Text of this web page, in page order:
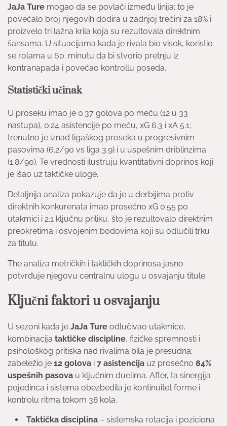
JaJa Ture mogao da se povlači između linija; to je
povećalo broj njegovih dodira u zadnjoj trećini za 18% i
proizvelo tri lažna krila koja su rezultovala direktnim
šansama. U situacijama kada je rivala bio visok, koristio
se rolama u 60. minutu da bi stvorio pretnju iz
kontranapada i povećao kontrollu poseda.
Statistički učinak
U proseku imao je 0.37 golova po meču (12 u 33
nastupa), 0.24 asistencije po meču, xG 6.3 i xA 5.1;
trenutno je iznad ligaškog proseka u progresivnim
pasovima (6.2/90 vs liga 3.9) i u uspešnim driblinzima
(1.8/90). Te vrednosti ilustruju kvantitativni doprinos koji
je išao uz taktičke uloge.
Detaljnija analiza pokazuje da je u derbijima protiv
direktnih konkurenata imao prosečno xG 0.55 po
utakmici i 2.1 ključnu priliku, što je rezultovalo direktnim
preokretima i osvojenim bodovima koji su odlučili trku
za titulu.
The analiza metričkih i taktičkih doprinosa jasno
potvrđuje njegovu centralnu ulogu u osvajanju titule.
Ključni faktori u osvajanju
U sezoni kada je JaJa Ture odlučivao utakmice,
kombinacija taktičke discipline, fizičke spremnosti i
psihološkog pritiska nad rivalima bila je presudna;
zabeležio je 12 golova i 7 asistencija uz prosečno 84%
uspešnih pasova u ključnim duelima. After, ta sinergija
pojedinca i sistema obezbedila je kontinuitet forme i
kontrolu ritma tokom 38 kola.
Taktička disciplina – sistemska rotacija i poziciona